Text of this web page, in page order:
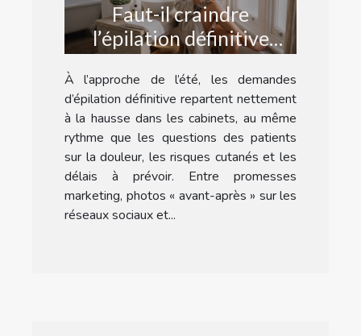
Faut-il craindre
l’épilation définitive
avant l’été ?
À l’approche de l’été, les demandes
d’épilation définitive repartent nettement
à la hausse dans les cabinets, au même
rythme que les questions des patients
sur la douleur, les risques cutanés et les
délais à prévoir. Entre promesses
marketing, photos « avant-après » sur les
réseaux sociaux et...